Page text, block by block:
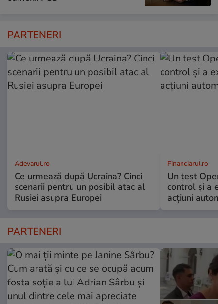
PARTENERI
Adevarul.ro
Ce urmează după Ucraina? Cinci
scenarii pentru un posibil atac al
Rusiei asupra Europei
Financiarul.ro
Un test
control și a
acțiuni
PARTENERI